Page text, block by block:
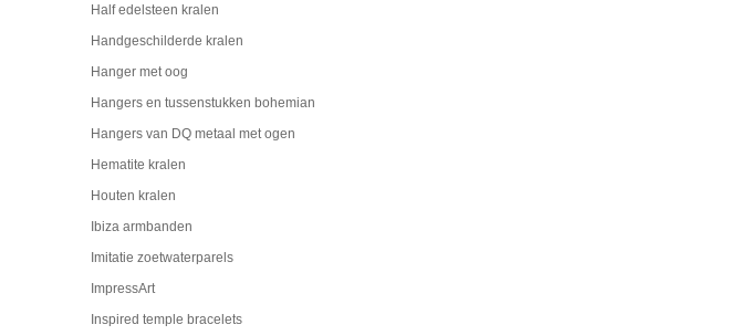
Half edelsteen kralen
Handgeschilderde kralen
Hanger met oog
Hangers en tussenstukken bohemian
Hangers van DQ metaal met ogen
Hematite kralen
Houten kralen
Ibiza armbanden
Imitatie zoetwaterparels
ImpressArt
Inspired temple bracelets